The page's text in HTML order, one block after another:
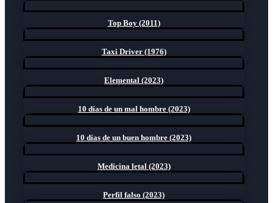
Top Boy (2011)
Taxi Driver (1976)
Elemental (2023)
10 días de un mal hombre (2023)
10 días de un buen hombre (2023)
Medicina letal (2023)
Perfil falso (2023)